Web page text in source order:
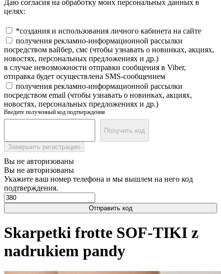
Даю согласия на обработку моих персональных данных в
целях:
*создания и использования личного кабинета на сайте
получения рекламно-информационной рассылки
посредством вайбер, смс (чтобы узнавать о новинках, акциях,
новостях, персональных предложениях и др.)
в случае невозможности отправки сообщения в Viber,
отправка будет осуществлена SMS-сообщением
получения рекламно-информационной рассылки
посредством email (чтобы узнавать о новинках, акциях,
новостях, персональных предложениях и др.)
Введите полученный код подтверждения
Получить код
Завершить регистрацию
Вы не авторизованы
Вы не авторизованы
Укажите ваш номер телефона и мы вышлем на него код
подтверждения.
Отправить код
Skarpetki frotte SOF-TIKI z
nadrukiem pandy